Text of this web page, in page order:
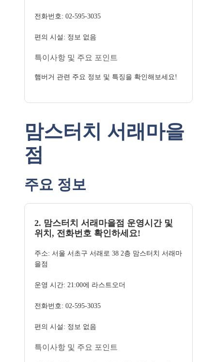
전화번호: 02-595-3035
편의 시설: 정보 없음
특이사항 및 주요 포인트
햄버거 관련 주요 정보 및 특징을 확인해보세요!
맘스터치 서래마을
점
주요 정보
2. 맘스터치 서래마을점 운영시간 및
위치, 전화번호 확인하세요!
주소: 서울 서초구 서래로 38 2층 맘스터치 서래마
을점
운영 시간: 21:00에 라스트오더
전화번호: 02-595-3035
편의 시설: 정보 없음
특이사항 및 주요 포인트